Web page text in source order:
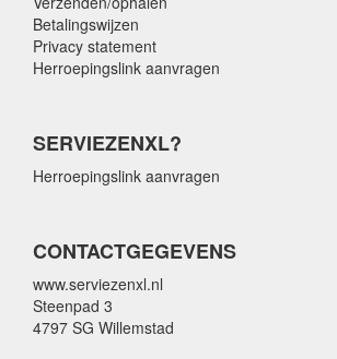
Betalingswijzen
Privacy statement
Herroepingslink aanvragen
SERVIEZENXL?
Herroepingslink aanvragen
CONTACTGEGEVENS
www.serviezenxl.nl
Steenpad 3
4797 SG Willemstad